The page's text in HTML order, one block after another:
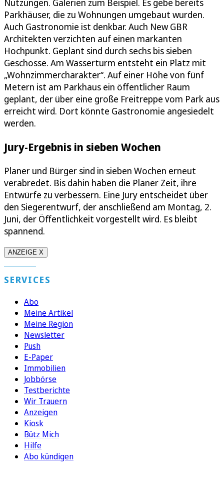
Nutzungen. Galerien zum Beispiel. Es gebe bereits
Parkhäuser, die zu Wohnungen umgebaut wurden.
Auch Gastronomie ist denkbar. Auch New GBR
Architekten verzichten auf einen markanten
Hochpunkt. Geplant sind durch sechs bis sieben
Geschosse. Am Wasserturm entsteht ein Platz mit
„Wohnzimmercharakter“. Auf einer Höhe von fünf
Metern ist am Parkhaus ein öffentlicher Raum
geplant, der über eine große Freitreppe vom Park aus
erreicht wird. Dort könnte Gastronomie angesiedelt
werden.
Jury-Ergebnis in sieben Wochen
Planer und Bürger sind in sieben Wochen erneut
verabredet. Bis dahin haben die Planer Zeit, ihre
Entwürfe zu verbessern. Eine Jury entscheidet über
den Siegerentwurf, der anschließend am Montag, 2.
Juni, der Öffentlichkeit vorgestellt wird. Es bleibt
spannend.
ANZEIGE X
SERVICES
Abo
Meine Artikel
Meine Region
Newsletter
Push
E-Paper
Immobilien
Jobbörse
Testberichte
Wir Trauern
Anzeigen
Kiosk
Bütz Mich
Hilfe
Abo kündigen